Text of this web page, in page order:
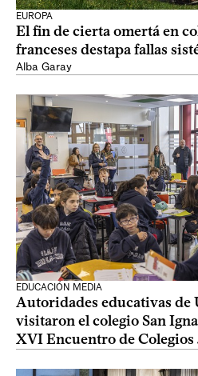
EUROPA
El fin de cierta omertá en
franceses destapa fallas
Alba Garay
EDUCACIÓN MEDIA
Autoridades educativas de
visitaron el colegio San
XVI Encuentro de Colegios